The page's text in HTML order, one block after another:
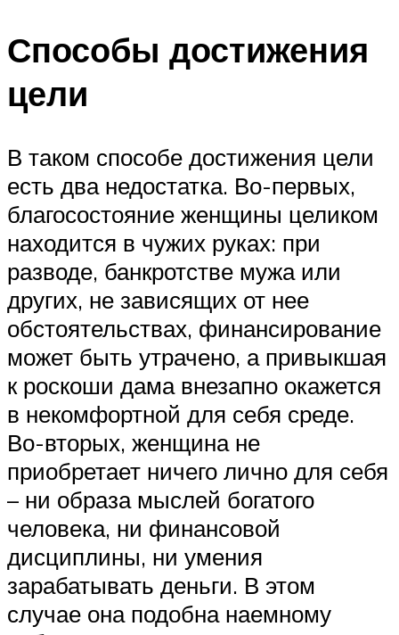
Способы достижения
цели
В таком способе достижения цели
есть два недостатка. Во-первых,
благосостояние женщины целиком
находится в чужих руках: при
разводе, банкротстве мужа или
других, не зависящих от нее
обстоятельствах, финансирование
может быть утрачено, а привыкшая
к роскоши дама внезапно окажется
в некомфортной для себя среде.
Во-вторых, женщина не
приобретает ничего лично для себя
– ни образа мыслей богатого
человека, ни финансовой
дисциплины, ни умения
зарабатывать деньги. В этом
случае она подобна наемному